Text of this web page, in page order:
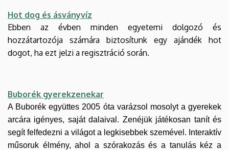
Hot dog és ásványvíz
Ebben az évben minden egyetemi dolgozó és
hozzátartozója számára biztosítunk egy ajándék hot
dogot, ha ezt jelzi a regisztráció során.
Buborék gyerekzenekar
A Buborék együttes 2005 óta varázsol mosolyt a gyerekek
arcára igényes, saját dalaival. Zenéjük játékosan tanít és
segít felfedezni a világot a legkisebbek szemével. Interaktív
műsoruk élmény, ahol a szórakozás és a tanulás kéz a